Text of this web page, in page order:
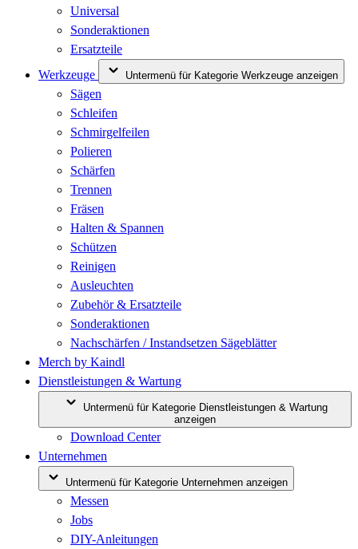
Universal
Sonderaktionen
Ersatzteile
Werkzeuge
Untermenü für Kategorie Werkzeuge anzeigen
Sägen
Schleifen
Schmirgelfeilen
Polieren
Schärfen
Trennen
Fräsen
Halten & Spannen
Schützen
Reinigen
Ausleuchten
Zubehör & Ersatzteile
Sonderaktionen
Nachschärfen / Instandsetzen Sägeblätter
Merch by Kaindl
Dienstleistungen & Wartung
Untermenü für Kategorie Dienstleistungen & Wartung
anzeigen
Download Center
Unternehmen
Untermenü für Kategorie Unternehmen anzeigen
Messen
Jobs
DIY-Anleitungen